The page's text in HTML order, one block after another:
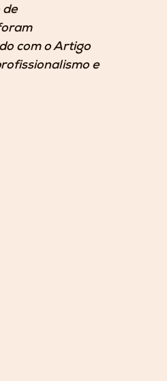
de
com o Artigo
e